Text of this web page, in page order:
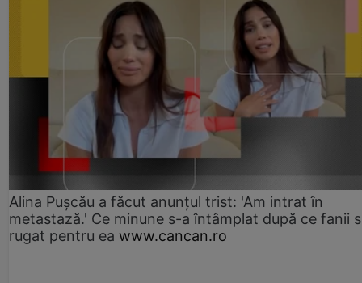
Alina Pușcău a făcut anunțul trist: 'Am intrat în
metastază.' Ce minune s-a întâmplat după ce fanii
rugat pentru ea www.cancan.ro